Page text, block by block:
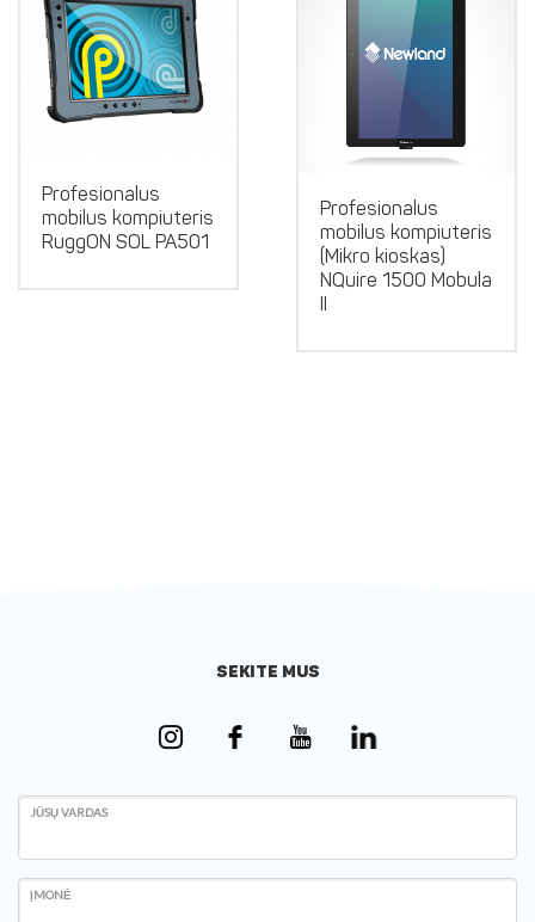
Profesionalus
mobilus kompiuteris
RuggON SOL PA501
Profesionalus
mobilus kompiuteris
(Mikro kioskas)
NQuire 1500 Mobula
II
SEKITE MUS
JŪSŲ VARDAS
ĮMONĖ